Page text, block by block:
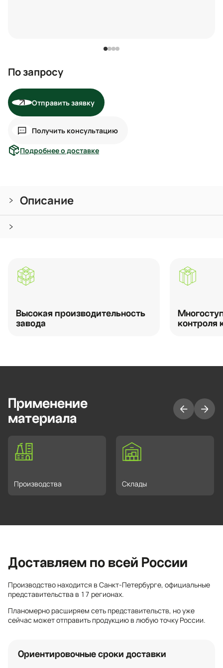
По запросу
Отправить заявку
Получить консультацию
Подробнее о доставке
Описание
Высокая производительность
завода
контроля
Применение
материала
Производства Склады
Доставляем по всей России
Производство находится в Санкт-Петербурге, официальные
представительства в 17 регионах.
Планомерно расширяем сеть представительств, но уже
сейчас может отправить продукцию в любую точку России.
Ориентировочные сроки доставки